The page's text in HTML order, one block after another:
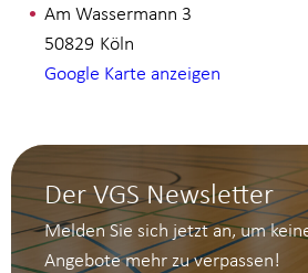
Am Wassermann 3
Köln
50829
Google Karte anzeigen
Der VGS Newsletter
Melden Sie sich jetzt an, um
Angebote mehr zu verpassen!